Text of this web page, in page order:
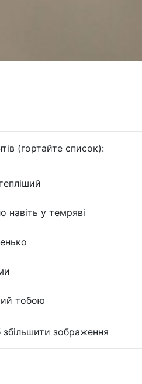
(гортайте список):
навіть у темряві
тобою
зображення